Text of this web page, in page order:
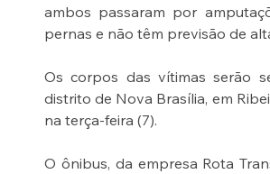
ambos passaram por
pernas e não têm previsão de
Os corpos das vítimas serão
distrito de Nova Brasília, em
na terça-feira (7).
O ônibus, da empresa Rota